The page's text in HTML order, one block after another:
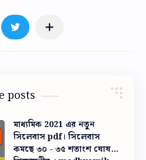
posts
মাধ্যমিক 2021 এর নতুন
সিলেবাস pdf। সিলেবাস
কমছে ৩০ - ৩৫ শতাংশ ঘোষণা